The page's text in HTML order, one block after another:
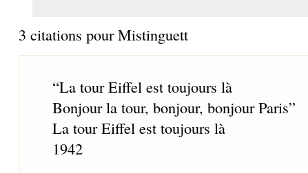
3 citations pour Mistinguett
“La tour Eiffel est toujours là
Bonjour la tour, bonjour, bonjour Paris”
La tour Eiffel est toujours là
1942